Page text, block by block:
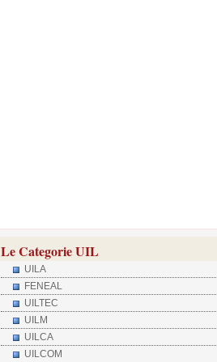
Le Categorie UIL
UILA
FENEAL
UILTEC
UILM
UILCA
UILCOM